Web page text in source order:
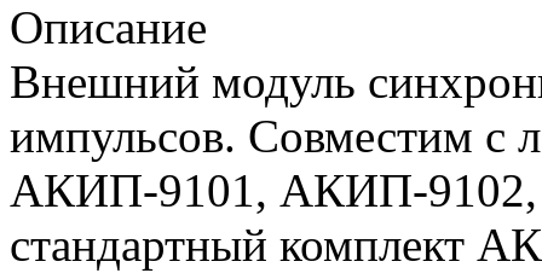
Описание
Внешний модуль
импульсов. Совместим с
АКИП-9101, АКИП-9102,
стандартный комплект